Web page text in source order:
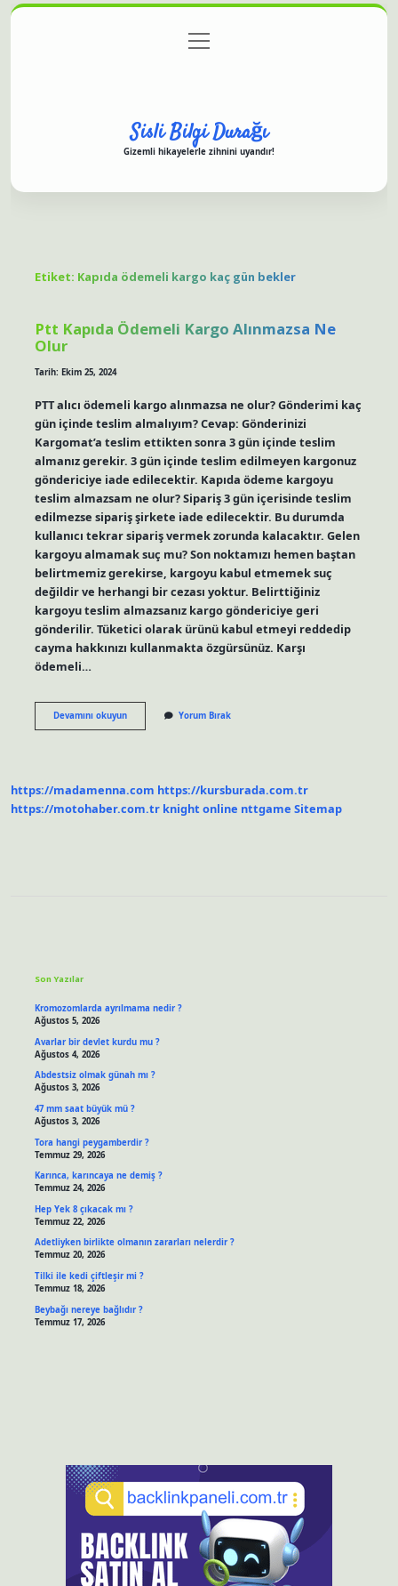
Gizlilik Politikası
menüyü
aç
Sisli Bilgi Durağı
Gizemli hikayelerle zihnini uyandır!
Etiket: Kapıda ödemeli kargo kaç gün bekler
Ptt Kapıda Ödemeli Kargo Alınmazsa Ne
Olur
Tarih: Ekim 25, 2024
PTT alıcı ödemeli kargo alınmazsa ne olur? Gönderimi kaç
gün içinde teslim almalıyım? Cevap: Gönderinizi
Kargomat’a teslim ettikten sonra 3 gün içinde teslim
almanız gerekir. 3 gün içinde teslim edilmeyen kargonuz
göndericiye iade edilecektir. Kapıda ödeme kargoyu
teslim almazsam ne olur? Sipariş 3 gün içerisinde teslim
edilmezse sipariş şirkete iade edilecektir. Bu durumda
kullanıcı tekrar sipariş vermek zorunda kalacaktır. Gelen
kargoyu almamak suç mu? Son noktamızı hemen baştan
belirtmemiz gerekirse, kargoyu kabul etmemek suç
değildir ve herhangi bir cezası yoktur. Belirttiğiniz
kargoyu teslim almazsanız kargo göndericiye geri
gönderilir. Tüketici olarak ürünü kabul etmeyi reddedip
cayma hakkınızı kullanmakta özgürsünüz. Karşı
ödemeli…
Devamını okuyunPtt
Kapıda
Olur
Yorum Bırak
https://madamenna.com https://kursburada.com.tr
https://motohaber.com.tr knight online nttgame Sitemap
Son Yazılar
Kromozomlarda ayrılmama nedir ?
Ağustos 5, 2026
Avarlar bir devlet kurdu mu ?
Ağustos 4, 2026
Abdestsiz olmak günah mı ?
Ağustos 3, 2026
47 mm saat büyük mü ?
Ağustos 3, 2026
Tora hangi peygamberdir ?
Temmuz 29, 2026
Karınca, karıncaya ne demiş ?
Temmuz 24, 2026
Hep Yek 8 çıkacak mı ?
Temmuz 22, 2026
Adetliyken birlikte olmanın zararları nelerdir ?
Temmuz 20, 2026
Tilki ile kedi çiftleşir mi ?
Temmuz 18, 2026
Beybağı nereye bağlıdır ?
Temmuz 17, 2026